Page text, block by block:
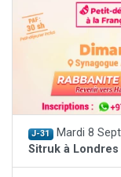
J-31 Mardi 8
Sitruk à